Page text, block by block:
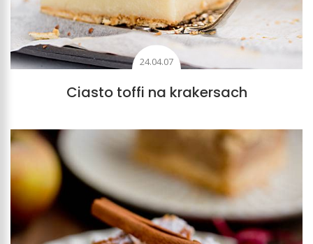
24.04.07
Ciasto toffi na krakersach